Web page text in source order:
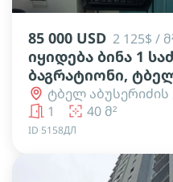
85 000 USD 2 125$ /
იყიდება ბინა 1
ბაგრატიონი,
ტბელ აბუსერიძის
1
40 მ²
ID 5158ДЛ